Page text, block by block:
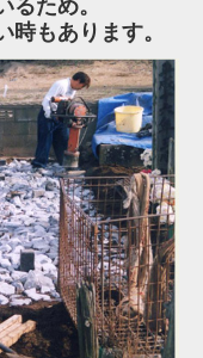
ため。
もあります。